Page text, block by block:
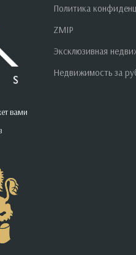
вами
Политика
ZMIP
Эксклюзивная
Недвижимость за